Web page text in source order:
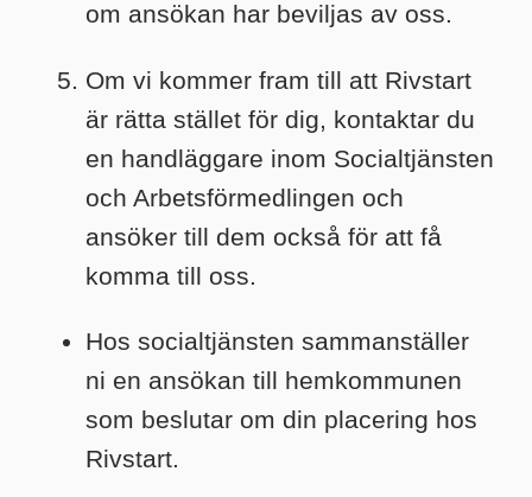
om ansökan har beviljas av oss.
Om vi kommer fram till att Rivstart
är rätta stället för dig, kontaktar du
en handläggare inom Socialtjänsten
och Arbetsförmedlingen och
ansöker till dem också för att få
komma till oss.
Hos socialtjänsten sammanställer
ni en ansökan till hemkommunen
som beslutar om din placering hos
Rivstart.